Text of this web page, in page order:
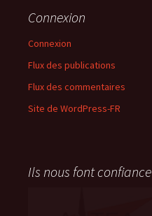
Connexion
Connexion
Flux des publications
Flux des commentaires
Site de WordPress-FR
Ils nous font confiance